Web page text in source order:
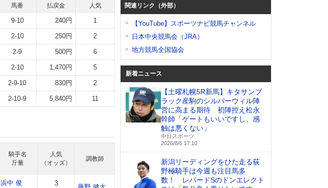
馬番 払戻金 人気
9-10 240円 1
2-10 250円 2
2-9 500円 6
2-10 1,470円 5
2-9-10 830円 2
2-10-9 5,840円 11
騎手名
斤量
人気
（オッズ）
調教師
浜中 俊
3
関連リンク（外部）
【YouTube】スポーツナビ競馬チャンネル
日本中央競馬会（JRA）
地方競馬全国協会
新着ニュース
【土曜札幌5R新馬】キタサンブ
ラック産駒のシルバーウィル陣
営に高まる期待 初陣控え松永
幹師「ゲートもいいですし、感
触は悪くない」
中日スポーツ
2026/8/6 17:10
新潟リーディングをひた走る荻
野極騎手は今週も注目馬多
数！ レパードSのドンエレクト